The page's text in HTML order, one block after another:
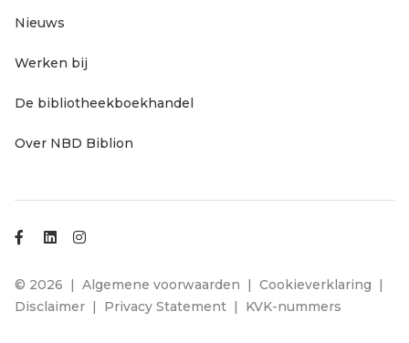
servicenavigatie
Nieuws
Werken bij
De bibliotheekboekhandel
Over NBD Biblion
links
© 2026 Algemene voorwaarden
Cookieverklaring
Disclaimer
Privacy Statement KVK-nummers